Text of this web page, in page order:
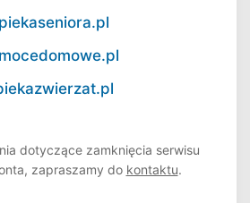
dotyczące zamknięcia serwisu
zapraszamy do kontaktu.